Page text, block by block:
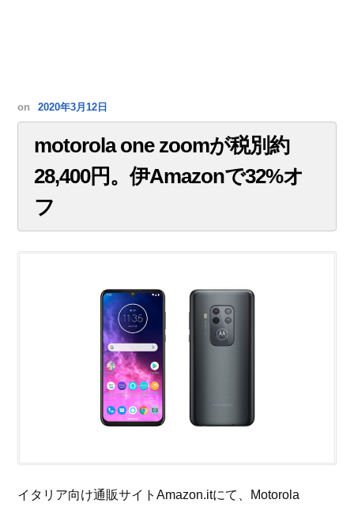
on 2020年3月12日
motorola one zoomが税別約
28,400円。伊Amazonで32%オ
フ
イタリア向け通販サイトAmazon.itにて、Motorola